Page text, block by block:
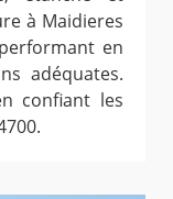
à Maidieres
en
adéquates.
confiant les